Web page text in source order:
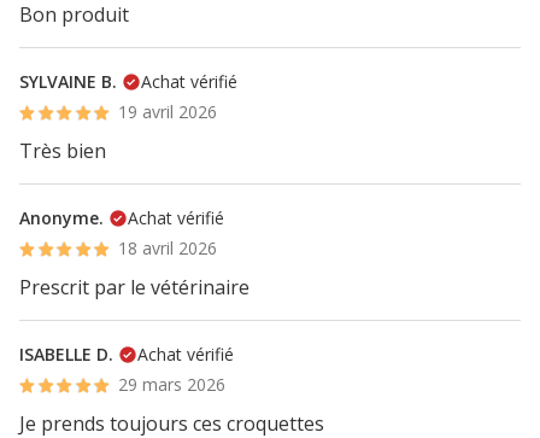
Bon produit
SYLVAINE B.
Achat vérifié
19 avril 2026
Très bien
Anonyme.
Achat vérifié
18 avril 2026
Prescrit par le vétérinaire
ISABELLE D.
Achat vérifié
29 mars 2026
Je prends toujours ces croquettes